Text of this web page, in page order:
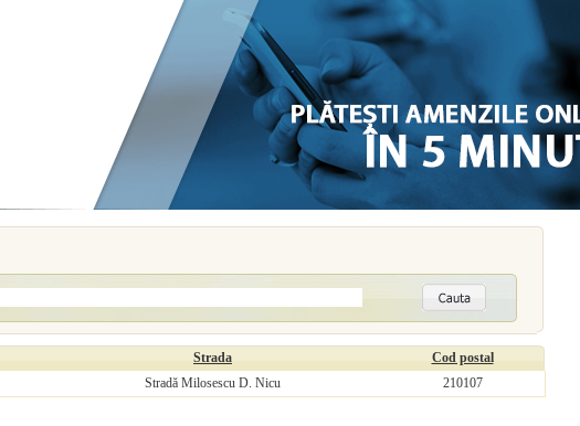
Strada
Cod postal
Stradă Milosescu D. Nicu 210107